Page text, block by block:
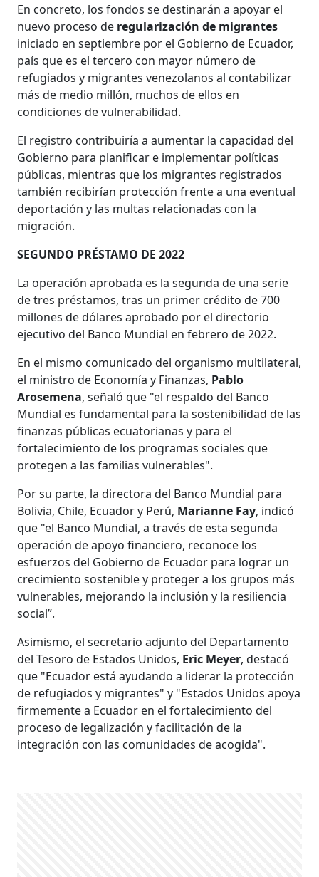
En concreto, los fondos se destinarán a apoyar el
nuevo proceso de regularización de migrantes
iniciado en septiembre por el Gobierno de Ecuador,
país que es el tercero con mayor número de
refugiados y migrantes venezolanos al contabilizar
más de medio millón, muchos de ellos en
condiciones de vulnerabilidad.
El registro contribuiría a aumentar la capacidad del
Gobierno para planificar e implementar políticas
públicas, mientras que los migrantes registrados
también recibirían protección frente a una eventual
deportación y las multas relacionadas con la
migración.
SEGUNDO PRÉSTAMO DE 2022
La operación aprobada es la segunda de una serie
de tres préstamos, tras un primer crédito de 700
millones de dólares aprobado por el directorio
ejecutivo del Banco Mundial en febrero de 2022.
En el mismo comunicado del organismo multilateral,
el ministro de Economía y Finanzas, Pablo
Arosemena, señaló que "el respaldo del Banco
Mundial es fundamental para la sostenibilidad de las
finanzas públicas ecuatorianas y para el
fortalecimiento de los programas sociales que
protegen a las familias vulnerables".
Por su parte, la directora del Banco Mundial para
Bolivia, Chile, Ecuador y Perú, Marianne Fay, indicó
que "el Banco Mundial, a través de esta segunda
operación de apoyo financiero, reconoce los
esfuerzos del Gobierno de Ecuador para lograr un
crecimiento sostenible y proteger a los grupos más
vulnerables, mejorando la inclusión y la resiliencia
social”.
Asimismo, el secretario adjunto del Departamento
del Tesoro de Estados Unidos, Eric Meyer, destacó
que "Ecuador está ayudando a liderar la protección
de refugiados y migrantes" y "Estados Unidos apoya
firmemente a Ecuador en el fortalecimiento del
proceso de legalización y facilitación de la
integración con las comunidades de acogida".